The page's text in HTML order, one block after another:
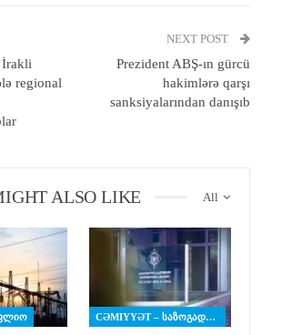
regional
NEXT POST
Prezident ABŞ-ın gürcü
hakimlərə qarşı
sanksiyalarından danışıb
All
ALSO LIKE
CƏMIYYƏT – ᲡᲐᲖᲝᲒᲐᲓᲝᲔᲑᲐ